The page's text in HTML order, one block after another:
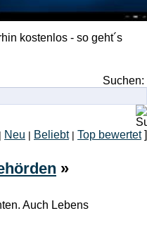
kostenlos - so geht´s
Suchen:
Neu Beliebt Top bewertet]
»
Auch Lebens